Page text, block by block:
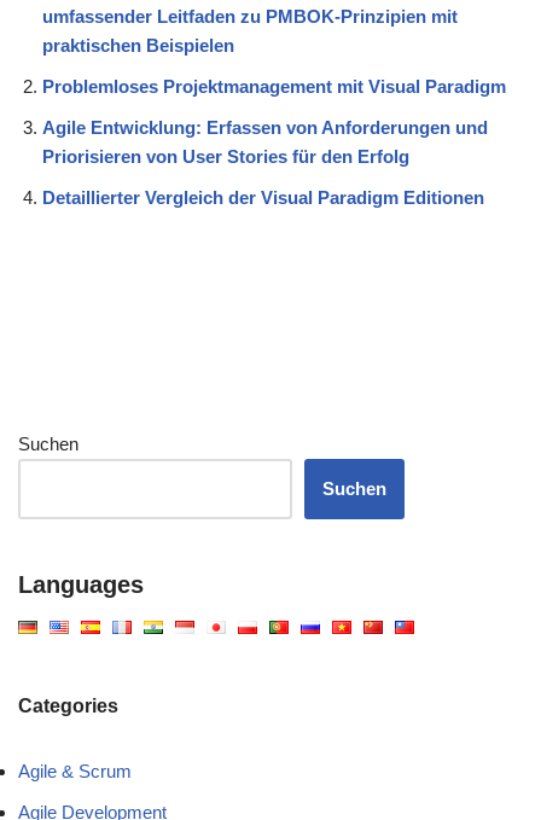
umfassender Leitfaden zu PMBOK-Prinzipien mit
praktischen Beispielen
Problemloses Projektmanagement mit Visual Paradigm
Agile Entwicklung: Erfassen von Anforderungen und
Priorisieren von User Stories für den Erfolg
Detaillierter Vergleich der Visual Paradigm Editionen
Suchen
Suchen
Languages
Categories
Agile & Scrum
Agile Development